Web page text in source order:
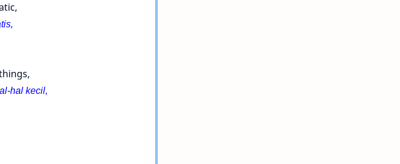
hal kecil,